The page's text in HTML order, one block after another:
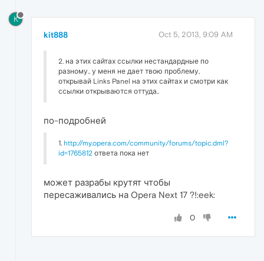
K
kit888 Oct 5, 2013, 9:09 AM
2. на этих сайтах ссылки нестандардные по
разному.. у меня не дает твою проблему,
открывай Links Panel на этих сайтах и смотри как
ссылки открываются оттуда..
по-подробней
1. http://my.opera.com/community/forums/topic.dml?
id=1765812 ответа пока нет
может разрабы крутят чтобы
пересаживались на Opera Next 17 ?!:eek:
0